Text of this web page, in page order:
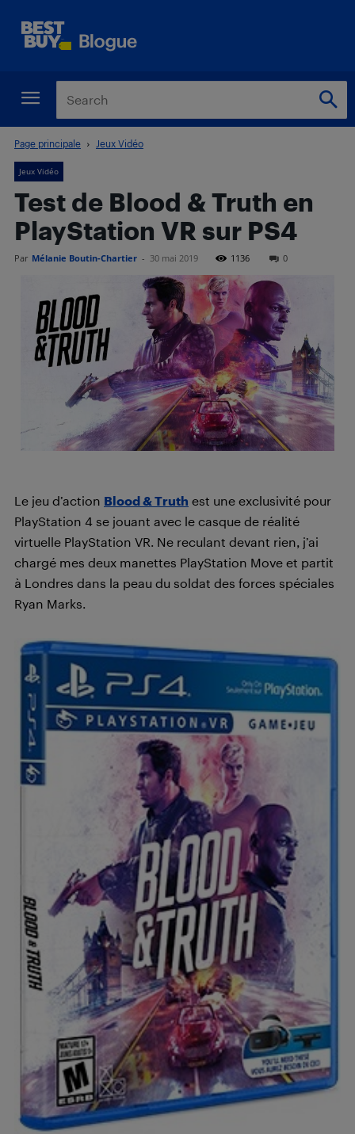
Page principale Jeux Vidéo
Jeux Vidéo
Test de Blood & Truth en
PlayStation VR sur PS4
Par Mélanie Boutin-Chartier - 30 mai 2019 1136 0
Le jeu d’action Blood & Truth est une exclusivité pour
PlayStation 4 se jouant avec le casque de réalité
virtuelle PlayStation VR. Ne reculant devant rien, j’ai
chargé mes deux manettes PlayStation Move et partit
à Londres dans la peau du soldat des forces spéciales
Ryan Marks.